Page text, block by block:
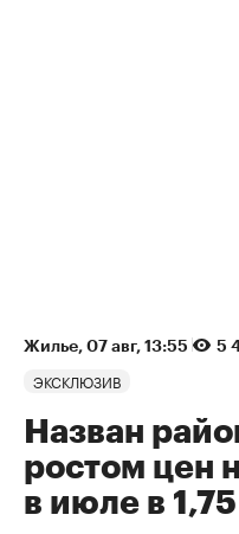
Жилье⁠, 07 авг, 13:55 5
ЭКСКЛЮЗИВ
Назван
ростом цен
в июле в